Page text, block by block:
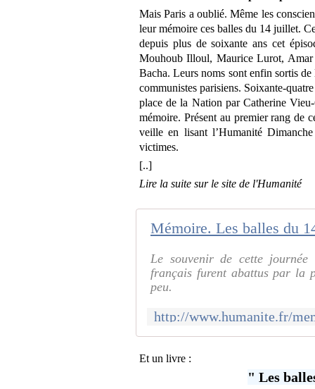
Mais Paris a oublié. Même les
leur mémoire ces balles du 14 juillet.
depuis plus de soixante ans cet
Mouhoub Illoul, Maurice Lurot,
Bacha. Leurs noms sont enfin sortis
communistes parisiens. Soixante-
place de la Nation par Catherine
mémoire. Présent au premier rang de
veille en lisant l’Humanité
victimes.
[..]
Lire la suite sur le site de l'Humanité
Mémoire. Les balles du
Le souvenir de cette
français furent abattus par la
peu.
Et un livre :
" Les